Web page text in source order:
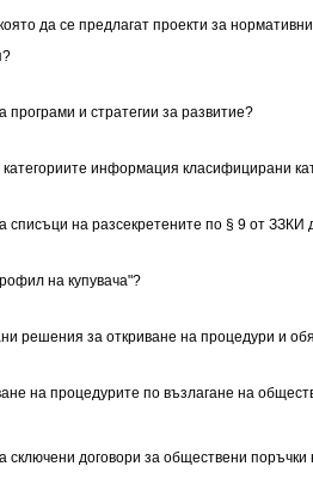
да се предлагат проекти за
програми и стратегии за развитие?
информация класифицирани
списъци на разсекретените по § 9 от ЗЗКИ
на купувача"?
решения за откриване на процедури и
на процедурите по възлагане на
сключени договори за обществени поръчки